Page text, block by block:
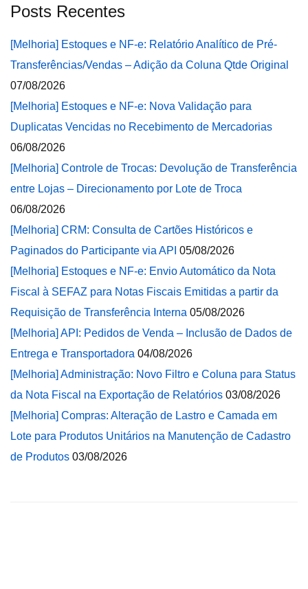
Posts Recentes
[Melhoria] Estoques e NF-e: Relatório Analítico de Pré-
Transferências/Vendas – Adição da Coluna Qtde Original
07/08/2026
[Melhoria] Estoques e NF-e: Nova Validação para
Duplicatas Vencidas no Recebimento de Mercadorias
06/08/2026
[Melhoria] Controle de Trocas: Devolução de Transferência
entre Lojas – Direcionamento por Lote de Troca
06/08/2026
[Melhoria] CRM: Consulta de Cartões Históricos e
Paginados do Participante via API 05/08/2026
[Melhoria] Estoques e NF-e: Envio Automático da Nota
Fiscal à SEFAZ para Notas Fiscais Emitidas a partir da
Requisição de Transferência Interna 05/08/2026
[Melhoria] API: Pedidos de Venda – Inclusão de Dados de
Entrega e Transportadora 04/08/2026
[Melhoria] Administração: Novo Filtro e Coluna para Status
da Nota Fiscal na Exportação de Relatórios 03/08/2026
[Melhoria] Compras: Alteração de Lastro e Camada em
Lote para Produtos Unitários na Manutenção de Cadastro
de Produtos 03/08/2026